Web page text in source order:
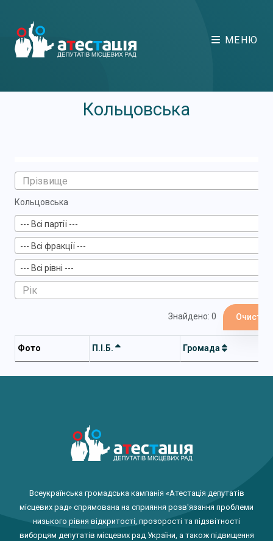
МЕНЮ
Кольцовська
Кольцовська
--- Всі партії ---
--- Всі фракції ---
--- Всі рівні ---
Знайдено: 0
Фото П.І.Б. Громада
Всеукраїнська громадська кампанія «Атестація депутатів
місцевих рад» спрямована на сприяння розв'язання проблеми
низького рівня відкритості, прозорості та підзвітності
виборцям депутатів місцевих рад України, а також підвищення